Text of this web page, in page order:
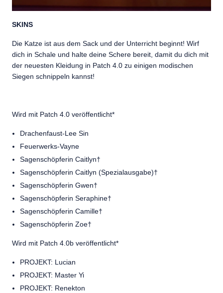
SKINS
Die Katze ist aus dem Sack und der Unterricht beginnt! Wirf
dich in Schale und halte deine Schere bereit, damit du dich mit
der neuesten Kleidung in Patch 4.0 zu einigen modischen
Siegen schnippeln kannst!
Wird mit Patch 4.0 veröffentlicht*
Drachenfaust-Lee Sin
Feuerwerks-Vayne
Sagenschöpferin Caitlyn†
Sagenschöpferin Caitlyn (Spezialausgabe)†
Sagenschöpferin Gwen†
Sagenschöpferin Seraphine†
Sagenschöpferin Camille†
Sagenschöpferin Zoe†
Wird mit Patch 4.0b veröffentlicht*
PROJEKT: Lucian
PROJEKT: Master Yi
PROJEKT: Renekton